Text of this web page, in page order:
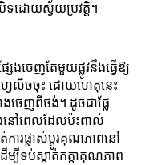
ទដោយស្វ័យប្រវត្តិ។
ែងចេញតែមួយផ្លូវនឹងធ្វើឱ្យ
េលិចចុះ ដោយហេតុនេះ
េញពីថង់។ ដូចជាផ្លែ
ៅពេលដែលប៉ះពាល់
ការផ្លាស់ប្តូរគុណភាពនៅ
បីទប់ស្កាត់កត្តាគុណភាព